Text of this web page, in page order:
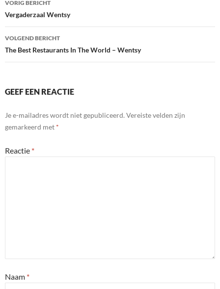
navigatie
VORIG BERICHT
Vergaderzaal Wentsy
VOLGEND BERICHT
The Best Restaurants In The World – Wentsy
GEEF EEN REACTIE
Je e-mailadres wordt niet gepubliceerd. Vereiste velden zijn
gemarkeerd met *
Reactie *
Naam *